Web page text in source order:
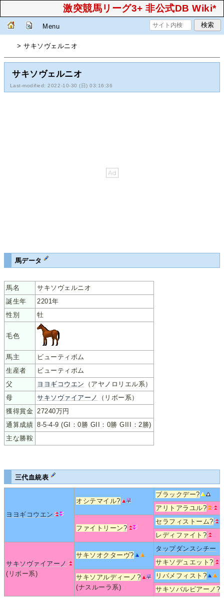
激突競馬リーグ3+ 非公式DB Wiki*
Menu
> サキソヴェルニオ
サキソヴェルニオ
Last-modified: 2022-10-30 (日) 03:16:36
馬データ
馬名
サキソヴェルニオ
誕生年
2201年
性別
牡
毛色
馬主
ビューティボム
生産者
ビューティボム
父
ヨヨギコウエン
（アヤノロリエル系）
母
サキソヴァイアーノ
（リボー系）
獲得賞金 27240万円
通算成績 8-5-4-9 (GI：0勝 GII：0勝 GIII：2勝)
主な勝鞍
三代血統表
ヨヨギコウエン
オシテマイル?
ブラックデー?
アリトアラユル?
ファイトリーン?
セラフィストーム?
レディファイト ?
サキソヴァイアーノ
(リボー系)
サキソオクターヴ?
タップダンスシチー
サキソデュエット?
サキソアルディーノ ?
(ナスルーラ系)
リバメフィスト ?
サキソバルビアーノ ?